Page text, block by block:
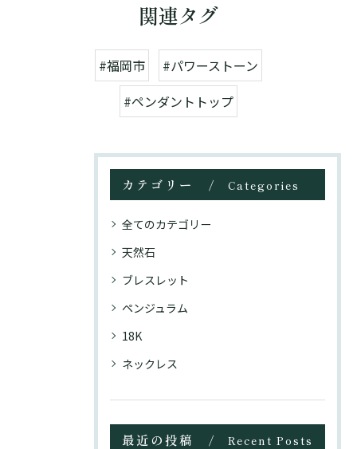
関連タグ
#福岡市
#パワーストーン
#ペンダントトップ
カテゴリー Categories
全てのカテゴリー
天然石
ブレスレット
ペンジュラム
18K
ネックレス
最近の投稿 Recent Posts